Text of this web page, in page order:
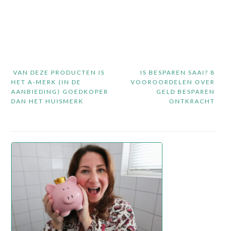
navigatie
IS BESPAREN SAAI? 8
VOOROORDELEN OVER
GELD BESPAREN
ONTKRACHT
VAN DEZE PRODUCTEN IS
HET A-MERK (IN DE
AANBIEDING) GOEDKOPER
DAN HET HUISMERK